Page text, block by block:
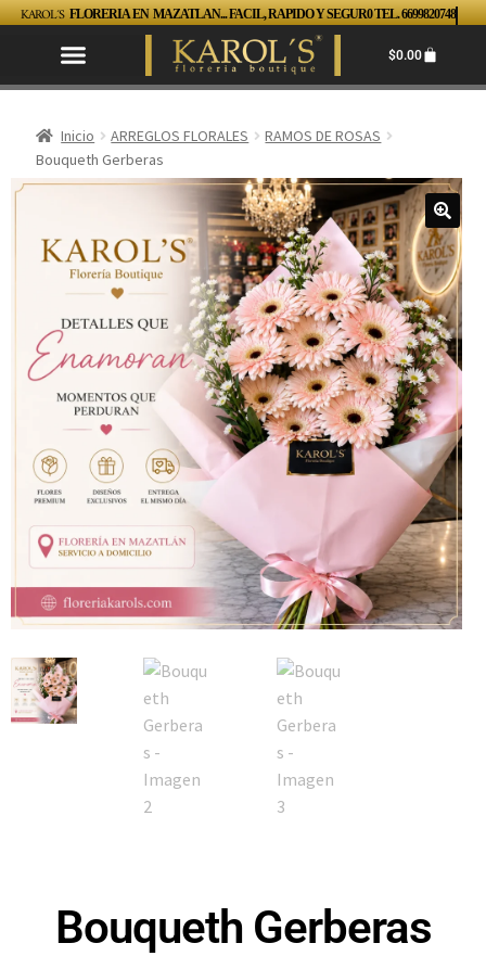
KAROL´S FLORERIA EN MAZATLAN... FACIL, RAPIDO Y SEGUR0 TEL. 6699820748
$0.00
Inicio ARREGLOS FLORALES
RAMOS DE ROSAS
Bouqueth Gerberas
Bouqueth Gerberas